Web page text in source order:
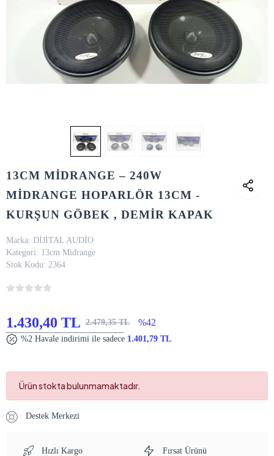
13CM MİDRANGE – 240W
MİDRANGE HOPARLÖR 13CM -
KURŞUN GÖBEK , DEMİR KAPAK
Marka: DİJİTAL AUDİO
Kategori: 13cm Midrange
Stok Kodu: 2364
1.430,40 TL 2.479,35 TL %42
%2 Havale indirimi ile sadece 1.401,79 TL
Ürün stokta bulunmamaktadır.
Destek Merkezi
Hızlı Kargo Fırsat Ürünü